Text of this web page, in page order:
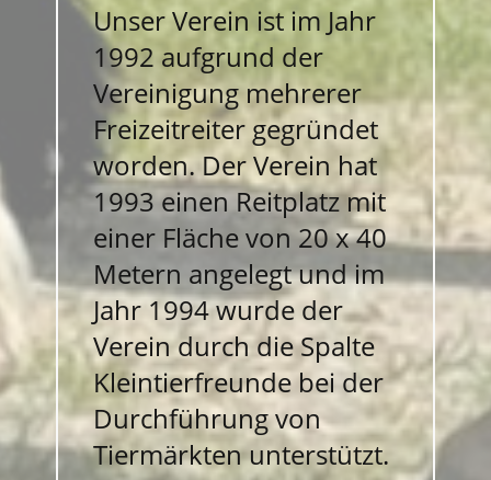
Unser Verein ist im Jahr
1992 aufgrund der
Vereinigung mehrerer
Freizeitreiter gegründet
worden. Der Verein hat
1993 einen Reitplatz mit
einer Fläche von 20 x 40
Metern angelegt und im
Jahr 1994 wurde der
Verein durch die Spalte
Kleintierfreunde bei der
Durchführung von
Tiermärkten unterstützt.